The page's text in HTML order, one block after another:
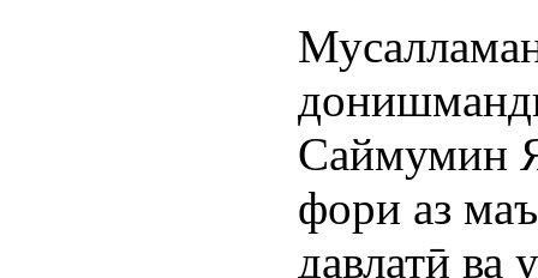
Саймумин
фори аз
давлатӣ ва